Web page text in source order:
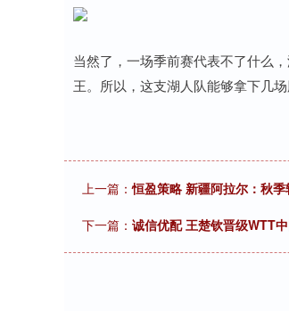
当然了，一场季前赛代表不了什么
王。所以，这支湖人队能够拿下几场
上一篇：恒盈策略 新疆阿拉尔：秋
下一篇： 诚信优配 王楚钦晋级WTT